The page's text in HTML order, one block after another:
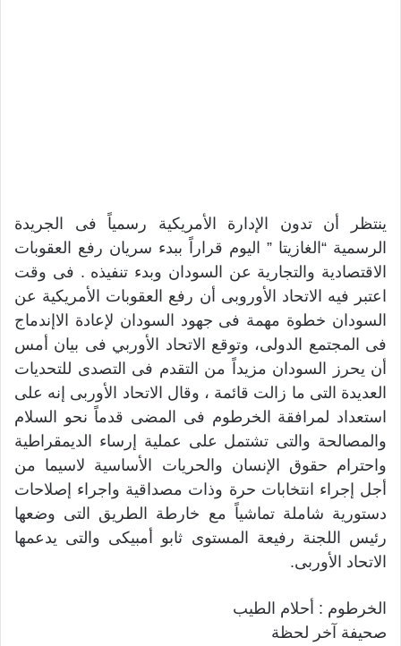
ينتظر أن تدون الإدارة الأمريكية رسمياً فى الجريدة
الرسمية “الغازيتا ” اليوم قراراً ببدء سريان رفع العقوبات
الاقتصادية والتجارية عن السودان وبدء تنفيذه . فى وقت
اعتبر فيه الاتحاد الأوروبى أن رفع العقوبات الأمريكية عن
السودان خطوة مهمة فى جهود السودان لإعادة الاإندماج
فى المجتمع الدولى، وتوقع الاتحاد الأوربي فى بيان أمس
أن يحرز السودان مزيداً من التقدم فى التصدى للتحديات
العديدة التى ما زالت قائمة ، وقال الاتحاد الأوربى إنه على
استعداد لمرافقة الخرطوم فى المضى قدماً نحو السلام
والمصالحة والتى تشتمل على عملية إرساء الديمقراطية
واحترام حقوق الإنسان والحريات الأساسية لاسيما من
أجل إجراء انتخابات حرة وذات مصداقية واجراء إصلاحات
دستورية شاملة تماشياً مع خارطة الطريق التى وضعها
رئيس اللجنة رفيعة المستوى ثابو أمبيكى والتى يدعمها
الاتحاد الأوربى.
الخرطوم : أحلام الطيب
صحيفة آخر لحظة